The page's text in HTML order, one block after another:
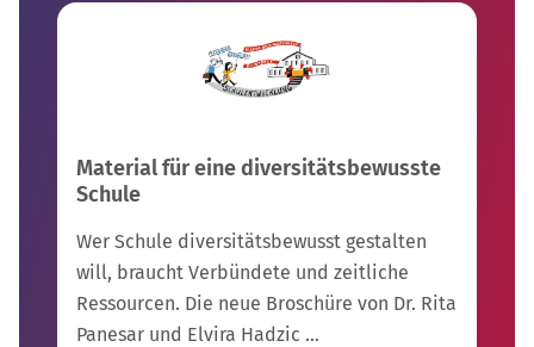
Material für eine diversitätsbewusste
Schule
Wer Schule diversitätsbewusst gestalten
will, braucht Verbündete und zeitliche
Ressourcen. Die neue Broschüre von Dr. Rita
Panesar und Elvira Hadzic …